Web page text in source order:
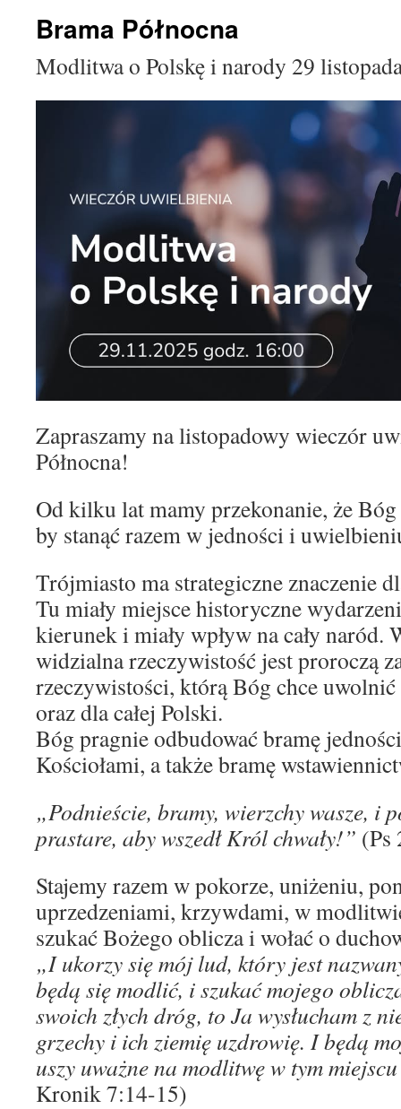
Brama Północna
Modlitwa o Polskę i narody 29
Zapraszamy na listopadowy wieczór
Północna!
Od kilku lat mamy przekonanie, że Bóg
by stanąć razem w jedności i
Trójmiasto ma strategiczne znaczenie
Tu miały miejsce historyczne
kierunek i miały wpływ na cały naród.
widzialna rzeczywistość jest proroczą
rzeczywistości, którą Bóg chce
oraz dla całej Polski.
Bóg pragnie odbudować bramę
Kościołami, a także bramę
„Podnieście, bramy, wierzchy wasze, i
prastare, aby wszedł Król chwały!” (Ps
Stajemy razem w pokorze, uniżeniu,
uprzedzeniami, krzywdami, w
szukać Bożego oblicza i wołać o
„I ukorzy się mój lud, który jest
będą się modlić, i szukać mojego
swoich złych dróg, to Ja wysłucham z
grzechy i ich ziemię uzdrowię. I będą
uszy uważne na modlitwę w tym
Kronik 7:14-15)